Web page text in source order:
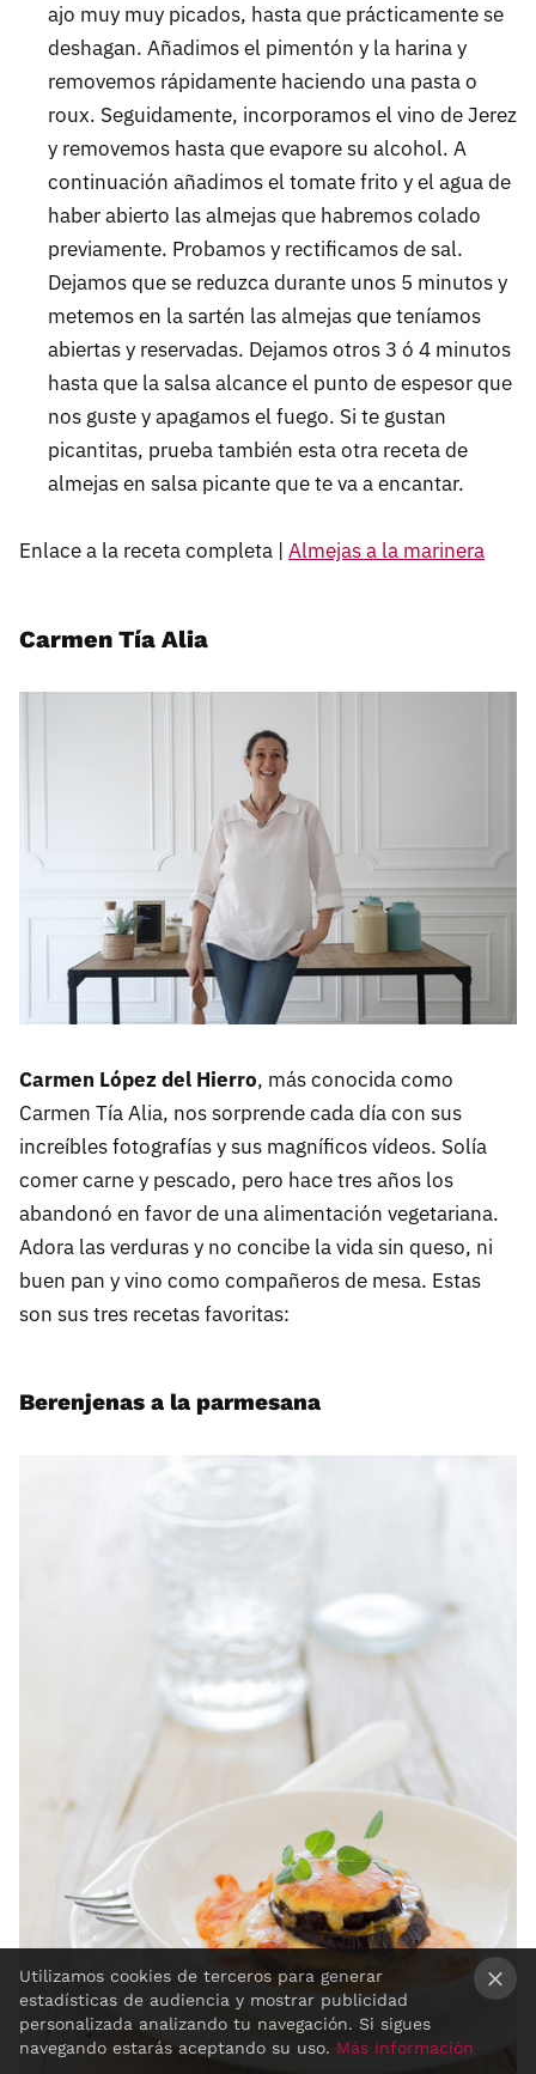
ajo muy muy picados, hasta que prácticamente se
deshagan. Añadimos el pimentón y la harina y
removemos rápidamente haciendo una pasta o
roux. Seguidamente, incorporamos el vino de Jerez
y removemos hasta que evapore su alcohol. A
continuación añadimos el tomate frito y el agua de
haber abierto las almejas que habremos colado
previamente. Probamos y rectificamos de sal.
Dejamos que se reduzca durante unos 5 minutos y
metemos en la sartén las almejas que teníamos
abiertas y reservadas. Dejamos otros 3 ó 4 minutos
hasta que la salsa alcance el punto de espesor que
nos guste y apagamos el fuego. Si te gustan
picantitas, prueba también esta otra receta de
almejas en salsa picante que te va a encantar.
Enlace a la receta completa | Almejas a la marinera
Carmen Tía Alia
Carmen López del Hierro, más conocida como
Carmen Tía Alia, nos sorprende cada día con sus
increíbles fotografías y sus magníficos vídeos. Solía
comer carne y pescado, pero hace tres años los
abandonó en favor de una alimentación vegetariana.
Adora las verduras y no concibe la vida sin queso, ni
buen pan y vino como compañeros de mesa. Estas
son sus tres recetas favoritas:
Berenjenas a la parmesana
Utilizamos cookies de terceros para generar
estadísticas de audiencia y mostrar publicidad
personalizada analizando tu navegación. Si sigues
navegando estarás aceptando su uso. Más información